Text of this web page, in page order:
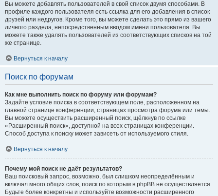
Вы можете добавлять пользователей в свой список двумя способами. В
профиле каждого пользователя есть ссылка для его добавления в список
друзей или недругов. Кроме того, вы можете сделать это прямо из вашего
личного раздела, непосредственным вводом имени пользователя. Вы
можете также удалять пользователей из соответствующих списков на той
же странице.
Вернуться к началу
Поиск по форумам
Как мне выполнить поиск по форуму или форумам?
Задайте условие поиска в соответствующем поле, расположенном на
главной странице конференции, страницах просмотра форума или темы.
Вы можете осуществить расширенный поиск, щёлкнув по ссылке
«Расширенный поиск», доступной на всех страницах конференции.
Способ доступа к поиску может зависеть от используемого стиля.
Вернуться к началу
Почему мой поиск не даёт результатов?
Ваш поисковый запрос, возможно, был слишком неопределённым и
включал много общих слов, поиск по которым в phpBB не осуществляется.
Будьте более конкретны и используйте возможности расширенного